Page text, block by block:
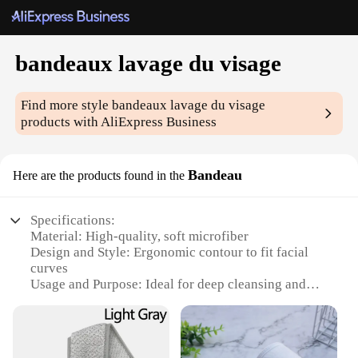
bandeaux lavage du visage
Find more stylebandeaux lavage du visage
products with AliExpress Business
Here are the products found in the Bandeau
Specifications:
Material: High-quality, soft microfiber
Design and Style: Ergonomic contour to fit facial
curves
Usage and Purpose: Ideal for deep cleansing and
Performance and Property: Gentle on skin, promotes
blood circulation
Shape or Size or Weight or Quantity: Available in